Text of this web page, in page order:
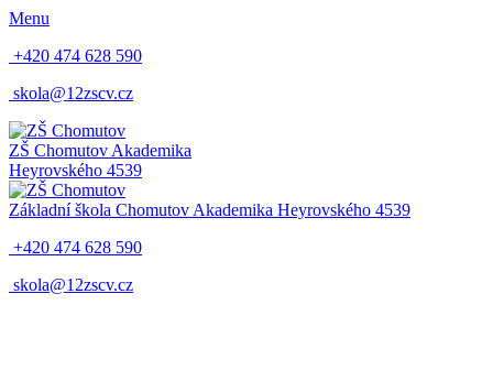
Menu
+420 474 628 590
skola@12zscv.cz
ZŠ Chomutov Akademika
Heyrovského 4539
Základní škola Chomutov Akademika Heyrovského 4539
+420 474 628 590
skola@12zscv.cz